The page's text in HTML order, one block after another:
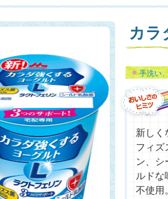
カラ
手洗い
新しく
フィズ
ン、シ
ルドな
不使用。